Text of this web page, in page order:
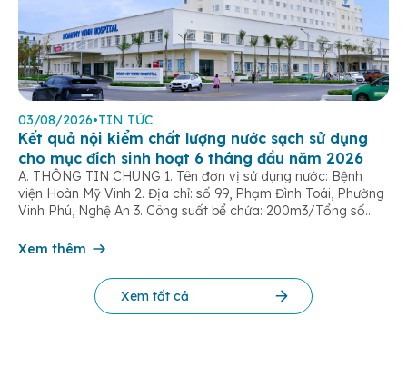
03/08/2026•TIN TỨC
Kết quả nội kiểm chất lượng nước sạch sử dụng
cho mục đích sinh hoạt 6 tháng đầu năm 2026
A. THÔNG TIN CHUNG 1. Tên đơn vị sử dụng nước: Bệnh
viện Hoàn Mỹ Vinh 2. Địa chỉ: số 99, Phạm Đình Toái, Phường
Vinh Phú, Nghệ An 3. Công suất bể chứa: 200m3/Tổng số
nước: Công ty Cổ phần cấp nước Nghệ An […]
Xem thêm
Xem tất cả